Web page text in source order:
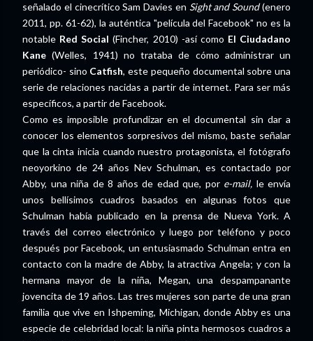
señalado el cinecrítico Sam Davies en Sight and Sound(enero
2011, pp. 61-62), la auténtica "película del Facebook" no es la
notable Red Social (Fincher, 2010) -así como El Ciudadano
Kane (Welles, 1941) no trataba de cómo administrar un
periódico- sino Catfish, este pequeño documental sobre una
serie de relaciones nacidas a partir de internet. Para ser más
específicos, a partir de Facebook.
Como es imposible profundizar en el documental sin dar a
conocer los elementos sorpresivos del mismo, baste señalar
que la cinta inicia cuando nuestro protagonista, el fotógrafo
neoyorkino de 24 años Nev Schulman, es contactado por
Abby, una niña de 8 años de edad que, por e-mail, le envía
unos bellísimos cuadros basados en algunas fotos que
Schulman había publicado en la prensa de Nueva York. A
través del correo electrónico y luego por teléfono y poco
después por Facebook, un entusiasmado Schulman entra en
contacto con la madre de Abby, la atractiva Angela; y con la
hermana mayor de la niña, Megan, una despampanante
jovencita de 19 años. Las tres mujeres son parte de una gran
familia que vive en Ishpeming, Michigan, donde Abby es una
especie de celebridad local: la niña pinta hermosos cuadros a